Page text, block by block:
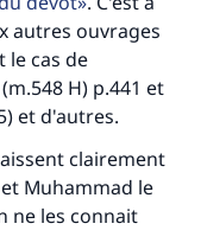
autres ouvrages
le cas de
H) p.441 et
et d'autres.
clairement
Muhammad le
ne les connait